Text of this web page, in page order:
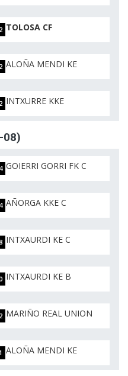
2 TOLOSA CF
2 ALOÑA MENDI KE
2 INTXURRE KKE
08)
4 GOIERRI GORRI FK C
4 AÑORGA KKE C
INTXAURDI KE C
INTXAURDI KE B
2 MARIÑO REAL UNION
ALOÑA MENDI KE